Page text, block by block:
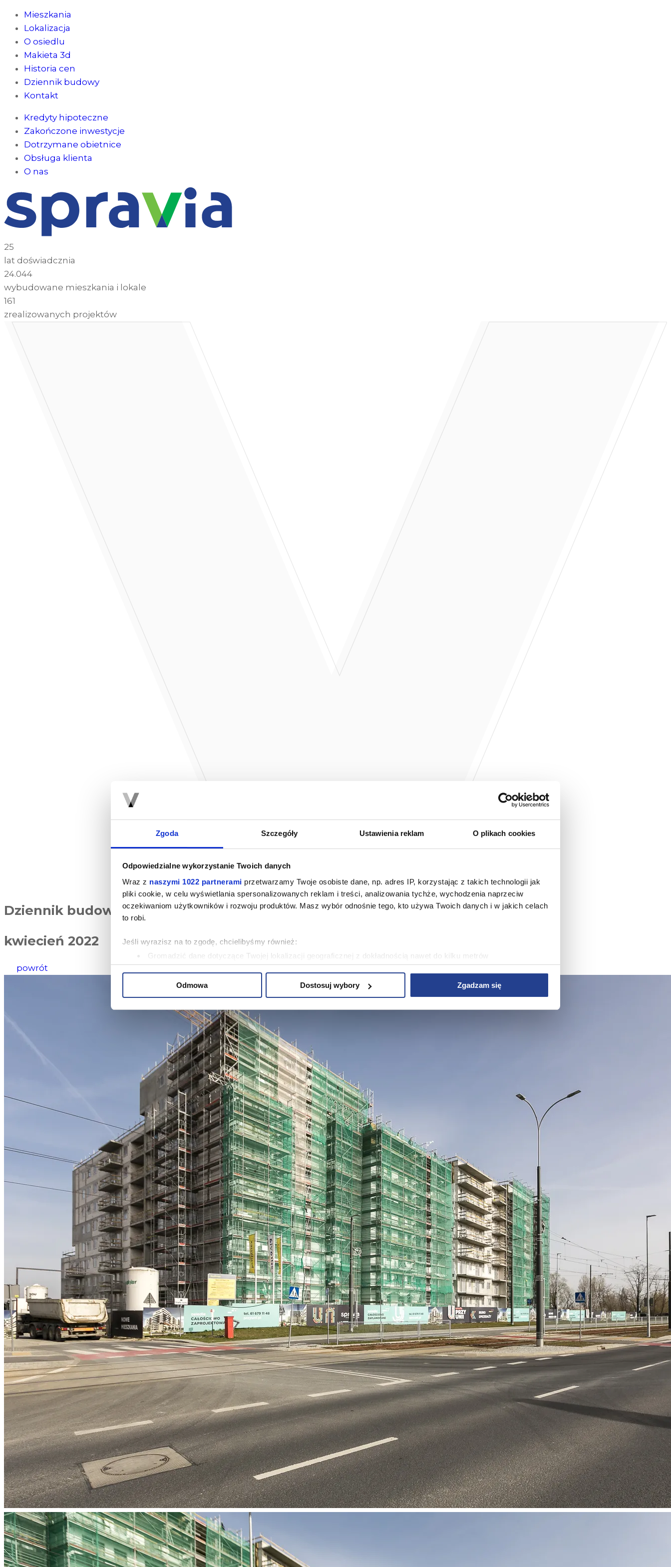
Zgoda Szczegóły Ustawienia reklam O plikach cookies
Odpowiedzialne wykorzystanie Twoich danych
Wraz z naszymi 1022 partnerami przetwarzamy Twoje osobiste dane, np. adres IP, korzystając z takich technologii jak
pliki cookie, w celu wyświetlania spersonalizowanych reklam i treści, analizowania tychże, wychodzenia naprzeciw
oczekiwaniom użytkowników i rozwoju produktów. Masz wybór odnośnie tego, kto używa Twoich danych i w jakich celach
to robi.
Jeśli wyrazisz na to zgodę, chcielibyśmy również:
Gromadzić dane dotyczące Twojej lokalizacji geograficznej z dokładnością nawet do kilku metrów
Identyfikować Twoje urządzenie, aktywnie analizując charakteryzującego je zbiory danych (fingerprinting, czyli
Niniejsza strona korzysta z plików cookie. Wykorzystujemy pliki cookie do spersonalizowania treści i reklam, aby
oferować funkcje społecznościowe i analizować ruch w naszej witrynie. Korzystamy z konwersji rozszerzonych Google.
Informacje o tym, jak korzystasz z naszej witryny, udostępniamy partnerom społecznościowym, reklamowym i
analitycznym. Partnerzy mogą połączyć te informacje z innymi danymi otrzymanymi od Ciebie lub uzyskanymi podczas
korzystania z ich usług.
W serwisie wykorzystywane są pliki cookie w celach zapewnienia prawidłowego działania Serwisu, zapamiętania
wybranych przez użytkownika ustawień i wszelkich wyborów dokonywanych w Serwisie, poprawy wydajności Serwisu,
zbierania informacji o tym, w jaki sposób użytkownicy korzystają z Serwisu, ulepszania Serwisu, dostosowywania
działania Serwisu do preferencji użytkowników, tworzenia statystyk użytkowania Serwisu oraz w celach marketingowych.
Informacje, w tym dane osobowe, pozyskane w związku z wykorzystywaniem plików cookie w Serwisie, przetwarzane są
przez Spravia Sp. z o.o. jako usługodawcę Serwisu w ww. celach oraz mogą być również przetwarzane przez Partnerów
Spravia Sp. z o.o. W związku z powyższym użytkownik ma prawo do dostępu do swoich danych osobowych, ich
sprostowania, usunięcia, ograniczenia przetwarzania, wniesienia sprzeciwu wobec przetwarzania, a także prawo do
wniesienia skargi do Prezesa Urzędu Ochrony Danych Osobowych. Szczegółowe informacje o plikach cookie
wykorzystywanych w Serwisie oraz inne informacje dotyczące prywatności związane z korzystaniem z Serwisu dostępne
są wPolityce prywatności – pliki cookie.
Wybierając opcję „Zgadzam się” wyrażasz zgodę na wykorzystywanie w Serwisie wszystkich plików cookie przez
Spravia Sp. z o.o. oraz jej Partnerów we wskazanych powyżej celach.Wyrażenie zgody jest dobrowolne. Możesz
wycofać zgodę i dokonać zmiany ustawień dotyczących plików cookie w każdej chwili za pośrednictwem panelu
„Ustawienia plików cookie” dostępnego z poziomuPolityki prywatności – pliki cookie.
Możesz również dostosować wybory dotyczące plików cookie i udzielić zgody na wykorzystywanie plików cookie
w Serwisie tylko w wybranych przez Ciebie celach poprzez wybranie opcji „Dostosuj wybory”.
Odmowa Dostosuj wybory Zgadzam się
Mieszkania
Lokalizacja
O osiedlu
Makieta 3d
Historia cen
Dziennik budowy
Kontakt
Kredyty hipoteczne
Zakończone inwestycje
Dotrzymane obietnice
Obsługa klienta
O nas
25
lat doświadcznia
24.044
wybudowane mieszkania i lokale
161
zrealizowanych projektów
Dziennik budowy
kwiecień 2022
powrót